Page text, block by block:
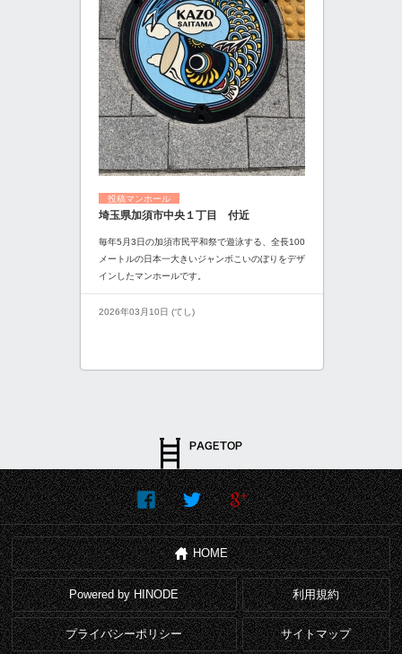
投稿マンホール
埼玉県加須市中央１丁目 付近
毎年5月3日の加須市民平和祭で遊泳する、全長100
メートルの日本一大きいジャンボこいのぼりをデザ
インしたマンホールです。
2026年03月10日 (てし)
HOME
Powered by HINODE 利用規約
プライバシーポリシー サイトマップ